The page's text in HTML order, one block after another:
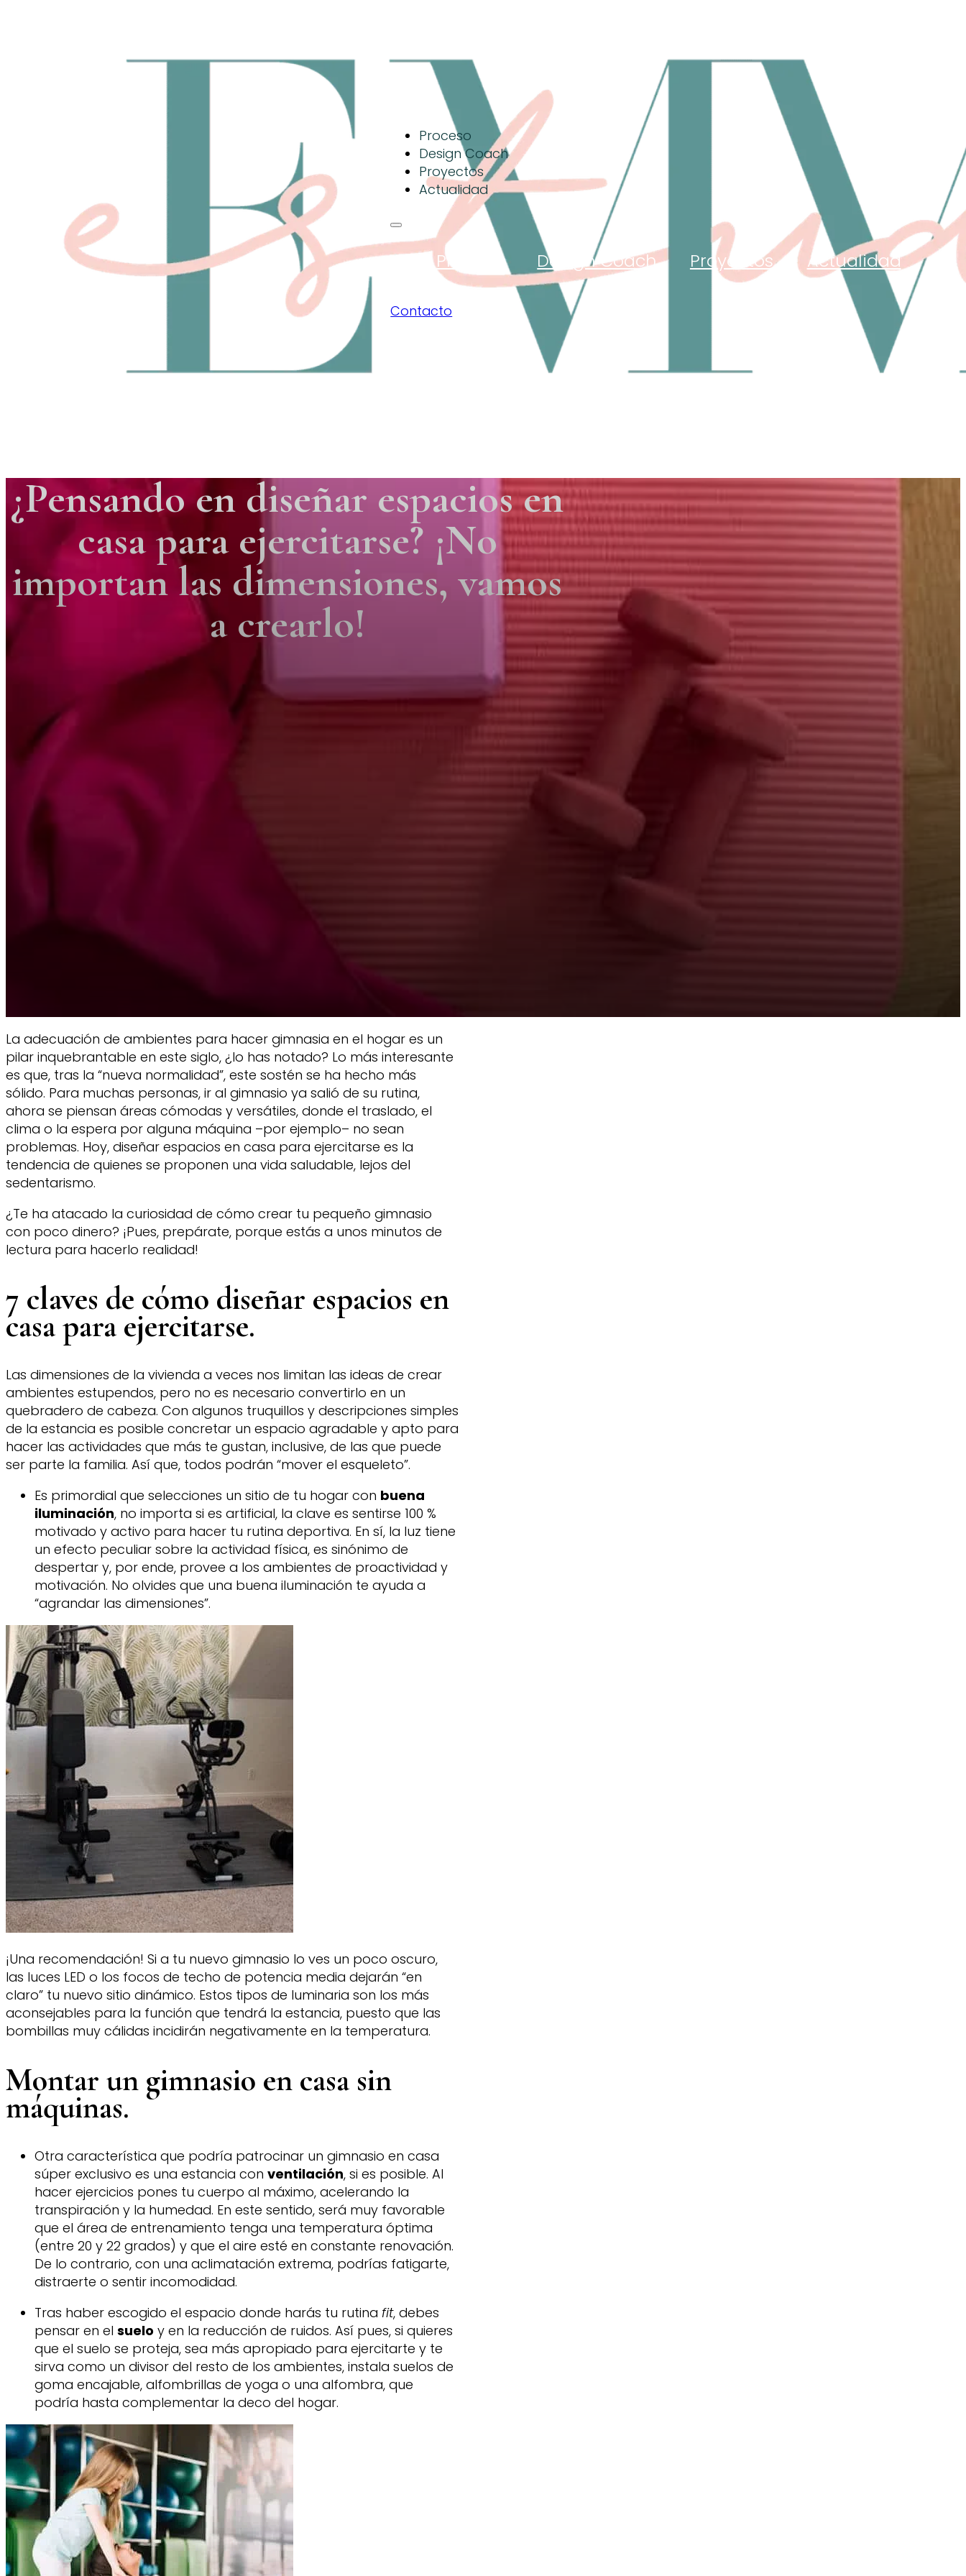
Proceso
Design Coach
Proyectos
Actualidad
Proceso Design Coach Proyectos Actualidad
Contacto
¿Pensando en diseñar espacios en
casa para ejercitarse? ¡No
importan las dimensiones, vamos
a crearlo!
La adecuación de ambientes para hacer gimnasia en el hogar es un
pilar inquebrantable en este siglo, ¿lo has notado? Lo más interesante
es que, tras la “nueva normalidad”, este sostén se ha hecho más
sólido. Para muchas personas, ir al gimnasio ya salió de su rutina,
ahora se piensan áreas cómodas y versátiles, donde el traslado, el
clima o la espera por alguna máquina –por ejemplo– no sean
problemas. Hoy, diseñar espacios en casa para ejercitarse es la
tendencia de quienes se proponen una vida saludable, lejos del
sedentarismo.
¿Te ha atacado la curiosidad de cómo crear tu pequeño gimnasio
con poco dinero? ¡Pues, prepárate, porque estás a unos minutos de
lectura para hacerlo realidad!
7 claves de cómo diseñar espacios en
casa para ejercitarse.
Las dimensiones de la vivienda a veces nos limitan las ideas de crear
ambientes estupendos, pero no es necesario convertirlo en un
quebradero de cabeza. Con algunos truquillos y descripciones simples
de la estancia es posible concretar un espacio agradable y apto para
hacer las actividades que más te gustan, inclusive, de las que puede
ser parte la familia. Así que, todos podrán “mover el esqueleto”.
Es primordial que selecciones un sitio de tu hogar con buena
iluminación, no importa si es artificial, la clave es sentirse 100 %
motivado y activo para hacer tu rutina deportiva. En sí, la luz tiene
un efecto peculiar sobre la actividad física, es sinónimo de
despertar y, por ende, provee a los ambientes de proactividad y
motivación. No olvides que una buena iluminación te ayuda a
“agrandar las dimensiones”.
¡Una recomendación! Si a tu nuevo gimnasio lo ves un poco oscuro,
las luces LED o los focos de techo de potencia media dejarán “en
claro” tu nuevo sitio dinámico. Estos tipos de luminaria son los más
aconsejables para la función que tendrá la estancia, puesto que las
bombillas muy cálidas incidirán negativamente en la temperatura.
Montar un gimnasio en casa sin
máquinas.
Otra característica que podría patrocinar un gimnasio en casa
súper exclusivo es una estancia con ventilación, si es posible. Al
hacer ejercicios pones tu cuerpo al máximo, acelerando la
transpiración y la humedad. En este sentido, será muy favorable
que el área de entrenamiento tenga una temperatura óptima
(entre 20 y 22 grados) y que el aire esté en constante renovación.
De lo contrario, con una aclimatación extrema, podrías fatigarte,
distraerte o sentir incomodidad.
Tras haber escogido el espacio donde harás tu rutina fit, debes
pensar en el suelo y en la reducción de ruidos. Así pues, si quieres
que el suelo se proteja, sea más apropiado para ejercitarte y te
sirva como un divisor del resto de los ambientes, instala suelos de
goma encajable, alfombrillas de yoga o una alfombra, que
podría hasta complementar la deco del hogar.